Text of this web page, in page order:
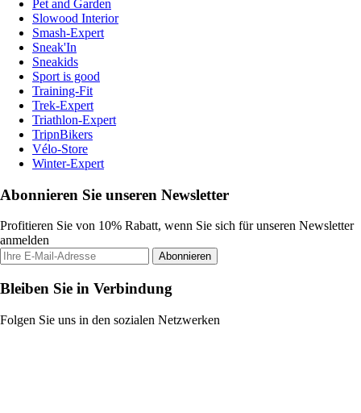
Pet and Garden
Slowood Interior
Smash-Expert
Sneak'In
Sneakids
Sport is good
Training-Fit
Trek-Expert
Triathlon-Expert
TripnBikers
Vélo-Store
Winter-Expert
Abonnieren Sie unseren Newsletter
Profitieren Sie von 10% Rabatt, wenn Sie sich für unseren Newsletter
anmelden
Abonnieren
Bleiben Sie in Verbindung
Folgen Sie uns in den sozialen Netzwerken